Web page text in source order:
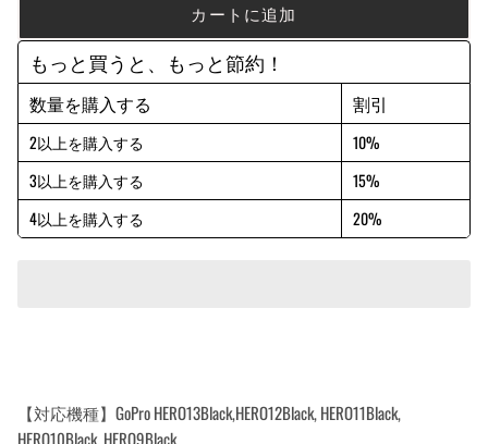
カートに追加
もっと買うと、もっと節約！
数量を購入する 割引
2以上を購入する
10%
3以上を購入する
15%
4以上を購入する
20%
【対応機種】GoPro HERO13Black,HERO12Black, HERO11Black,
HERO10Black, HERO9Black